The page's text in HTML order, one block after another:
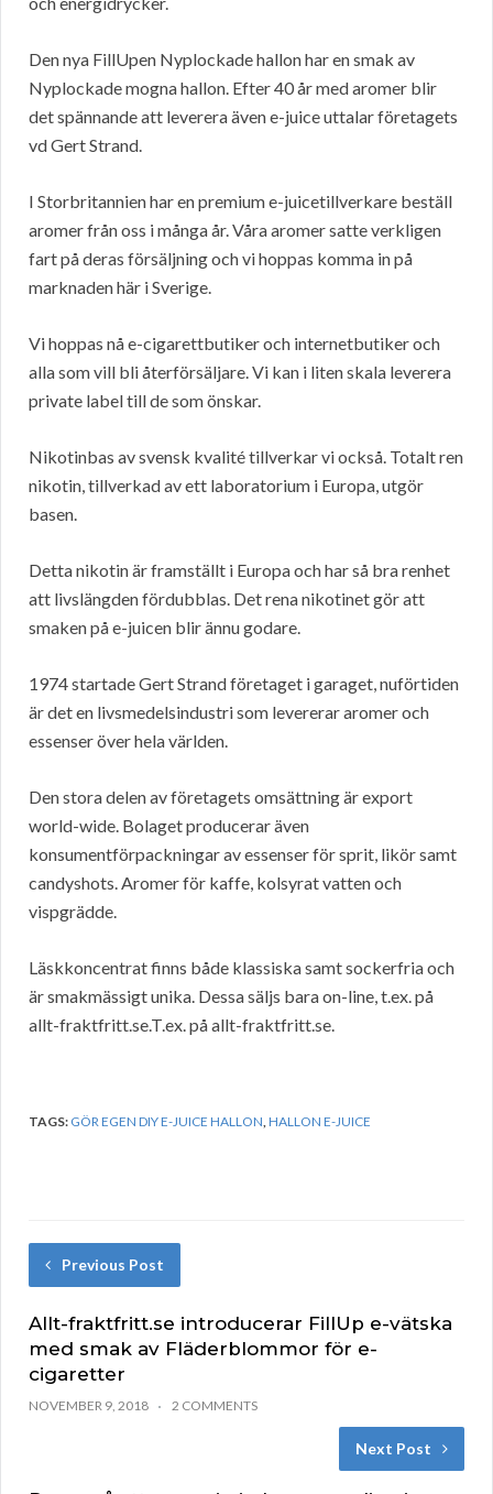
Den nya FillUpen Nyplockade hallon har en smak av
Nyplockade mogna hallon. Efter 40 år med aromer blir
det spännande att leverera även e-juice uttalar företagets
vd Gert Strand.
I Storbritannien har en premium e-juicetillverkare beställ
aromer från oss i många år. Våra aromer satte verkligen
fart på deras försäljning och vi hoppas komma in på
marknaden här i Sverige.
Vi hoppas nå e-cigarettbutiker och internetbutiker och
alla som vill bli återförsäljare. Vi kan i liten skala leverera
private label till de som önskar.
Nikotinbas av svensk kvalité tillverkar vi också. Totalt ren
nikotin, tillverkad av ett laboratorium i Europa, utgör
basen.
Detta nikotin är framställt i Europa och har så bra renhet
att livslängden fördubblas. Det rena nikotinet gör att
smaken på e-juicen blir ännu godare.
1974 startade Gert Strand företaget i garaget, nuförtiden
är det en livsmedelsindustri som levererar aromer och
essenser över hela världen.
Den stora delen av företagets omsättning är export
world-wide. Bolaget producerar även
konsumentförpackningar av essenser för sprit, likör samt
candyshots. Aromer för kaffe, kolsyrat vatten och
vispgrädde.
Läskkoncentrat finns både klassiska samt sockerfria och
är smakmässigt unika. Dessa säljs bara on-line, t.ex. på
allt-fraktfritt.se.T.ex. på allt-fraktfritt.se.
TAGS: GÖR EGEN DIY E-JUICE HALLON,HALLON E-JUICE
Previous Post
Allt-fraktfritt.se introducerar FillUp e-vätska
med smak av Fläderblommor för e-
cigaretter
NOVEMBER 9, 2018 2 COMMENTS
Next Post